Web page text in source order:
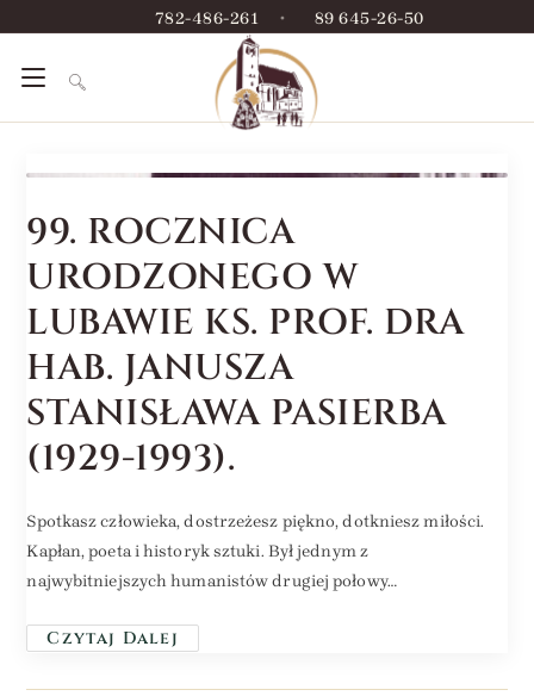
782-486-261 • 89 645-26-50
99. ROCZNICA
URODZONEGO W
LUBAWIE KS. PROF. DRA
HAB. JANUSZA
STANISŁAWA PASIERBA
(1929-1993).
Spotkasz człowieka, dostrzeżesz piękno, dotkniesz miłości.
Kapłan, poeta i historyk sztuki. Był jednym z
najwybitniejszych humanistów drugiej połowy…
Czytaj Dalej